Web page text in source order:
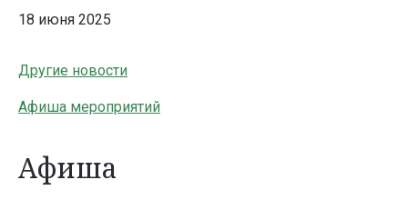
18 июня 2025
Другие новости
Афиша мероприятий
Афиша